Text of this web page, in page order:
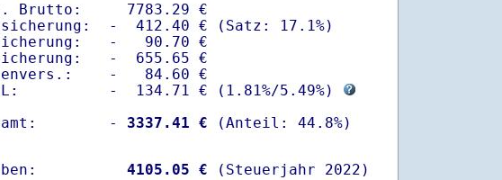
Brutto:     7783.29 €
-  412.40 € (Satz: 17.1%)
-   90.70 €
-  655.65 €
-   84.60 €
-  134.71 € ( 1.81%/5.49%)
-
3337.41 €
4105.05 € (Steuerjahr 2022)